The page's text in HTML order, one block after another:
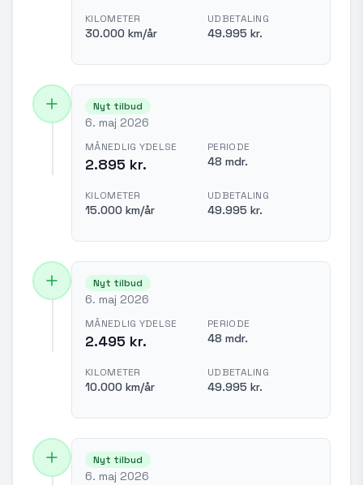
KILOMETER
30.000 km/år
UDBETALING
49.995 kr.
Nyt tilbud
6. maj 2026
MÅNEDLIG YDELSE
2.895 kr.
PERIODE
48 mdr.
KILOMETER
15.000 km/år
UDBETALING
49.995 kr.
Nyt tilbud
6. maj 2026
MÅNEDLIG YDELSE
2.495 kr.
PERIODE
48 mdr.
KILOMETER
10.000 km/år
UDBETALING
49.995 kr.
Nyt tilbud
6. maj 2026